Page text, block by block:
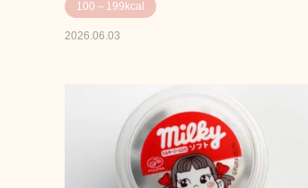
100～199kcal
2026.06.03